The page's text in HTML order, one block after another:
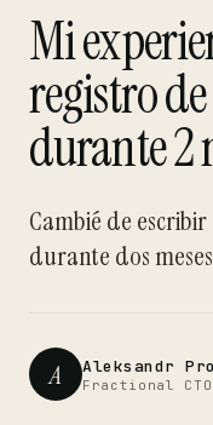
Mi
registro
durante 2
Cambié de
durante dos
A Aleksandr
Fractional